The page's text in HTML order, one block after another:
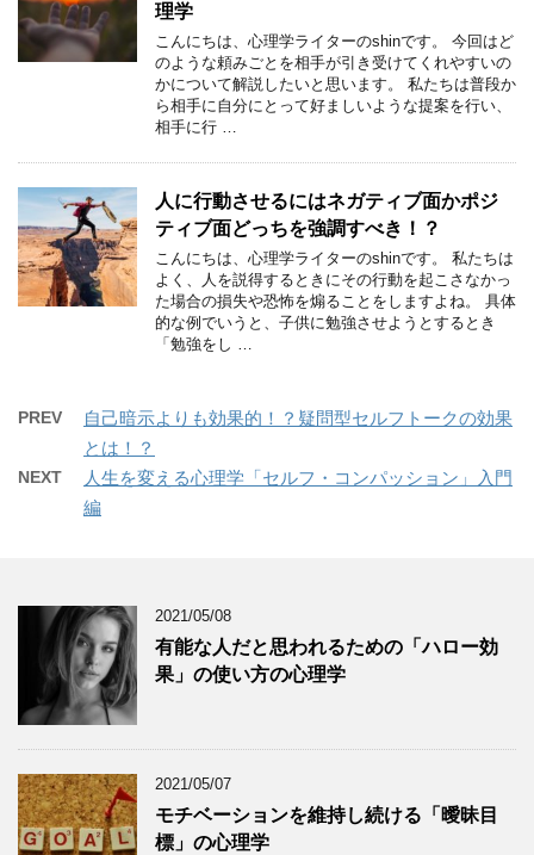
理学
こんにちは、心理学ライターのshinです。 今回はど
のような頼みごとを相手が引き受けてくれやすいの
かについて解説したいと思います。 私たちは普段か
ら相手に自分にとって好ましいような提案を行い、
相手に行 …
人に行動させるにはネガティブ面かポジ
ティブ面どっちを強調すべき！？
こんにちは、心理学ライターのshinです。 私たちは
よく、人を説得するときにその行動を起こさなかっ
た場合の損失や恐怖を煽ることをしますよね。 具体
的な例でいうと、子供に勉強させようとするとき
「勉強をし …
PREV
自己暗示よりも効果的！？疑問型セルフトークの効果
とは！？
NEXT
人生を変える心理学「セルフ・コンパッション」入門
編
2021/05/08
有能な人だと思われるための「ハロー効
果」の使い方の心理学
2021/05/07
モチベーションを維持し続ける「曖昧目
標」の心理学